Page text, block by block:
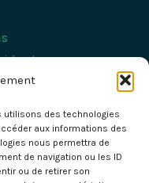
utilisons des technologies
aux informations des
nous permettra de
de navigation ou les ID
ou de retirer son